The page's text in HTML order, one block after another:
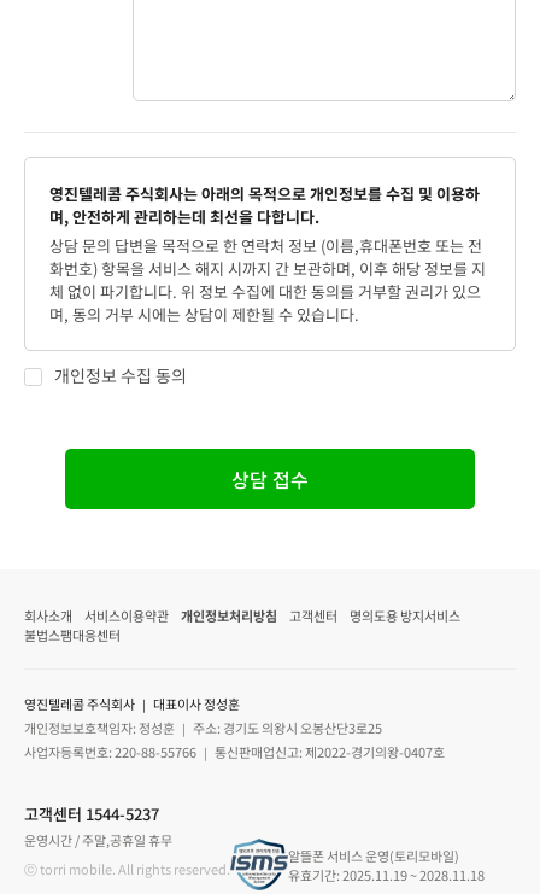
영진텔레콤 주식회사는 아래의 목적으로 개인정보를 수집 및 이용하
며, 안전하게 관리하는데 최선을 다합니다.
상담 문의 답변을 목적으로 한 연락처 정보 (이름,휴대폰번호 또는 전
화번호) 항목을 서비스 해지 시까지 간 보관하며, 이후 해당 정보를 지
체 없이 파기합니다. 위 정보 수집에 대한 동의를 거부할 권리가 있으
며, 동의 거부 시에는 상담이 제한될 수 있습니다.
개인정보 수집 동의
상담 접수
회사소개 서비스이용약관 개인정보처리방침 고객센터
명의도용 방지서비스
불법스팸대응센터
영진텔레콤 주식회사 ｜ 대표이사 정성훈
개인정보보호책임자: 정성훈 ｜ 주소: 경기도 의왕시 오봉산단3로25
사업자등록번호: 220-88-55766 ｜ 통신판매업신고: 제2022-경기의왕-0407호
고객센터 1544-5237
운영시간 / 주말,공휴일 휴무
ⓒ torri mobile. All rights reserved.
알뜰폰 서비스 운영(토리모바일)
유효기간: 2025.11.19 ~ 2028.11.18